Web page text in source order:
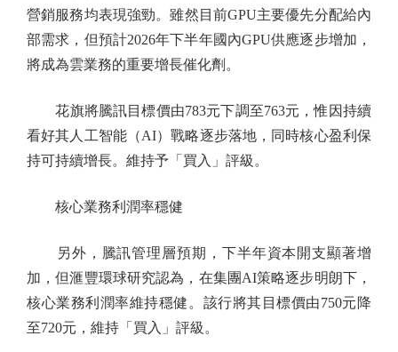
營銷服務均表現強勁。雖然目前GPU主要優先分配給內
部需求，但預計2026年下半年國內GPU供應逐步增加，
將成為雲業務的重要增長催化劑。
花旗將騰訊目標價由783元下調至763元，惟因持續
看好其人工智能（AI）戰略逐步落地，同時核心盈利保
持可持續增長。維持予「買入」評級。
核心業務利潤率穩健
另外，騰訊管理層預期，下半年資本開支顯著增
加，但滙豐環球研究認為，在集團AI策略逐步明朗下，
核心業務利潤率維持穩健。該行將其目標價由750元降
至720元，維持「買入」評級。